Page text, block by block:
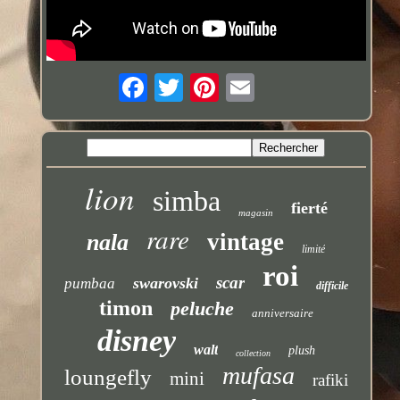
lion simba magasin fierté
nala rare vintage limité
pumbaa swarovski scar roi difficile
timon peluche anniversaire
disney walt collection plush
loungefly mini mufasa rafiki